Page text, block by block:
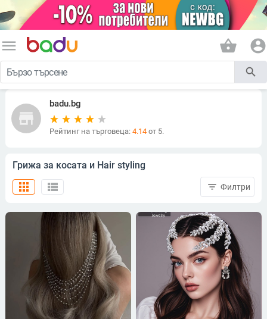
menu shopping_basket account_circle
search
store
badu.bg
Рейтинг на търговеца: 4.14от 5.
Грижа за косата и Hair styling
view_list
apps filter_list Филтри